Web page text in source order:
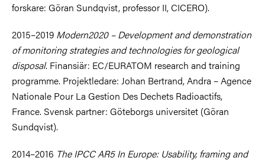
forskare: Göran Sundqvist, professor II, CICERO).
2015–2019 Modern2020 – Development and demonstration
of monitoring strategies and technologies for geological
disposal. Finansiär: EC/EURATOM research and training
programme. Projektledare: Johan Bertrand, Andra – Agence
Nationale Pour La Gestion Des Dechets Radioactifs,
France. Svensk partner: Göteborgs universitet (Göran
Sundqvist).
2014–2016 The IPCC AR5 In Europe: Usability, framing and